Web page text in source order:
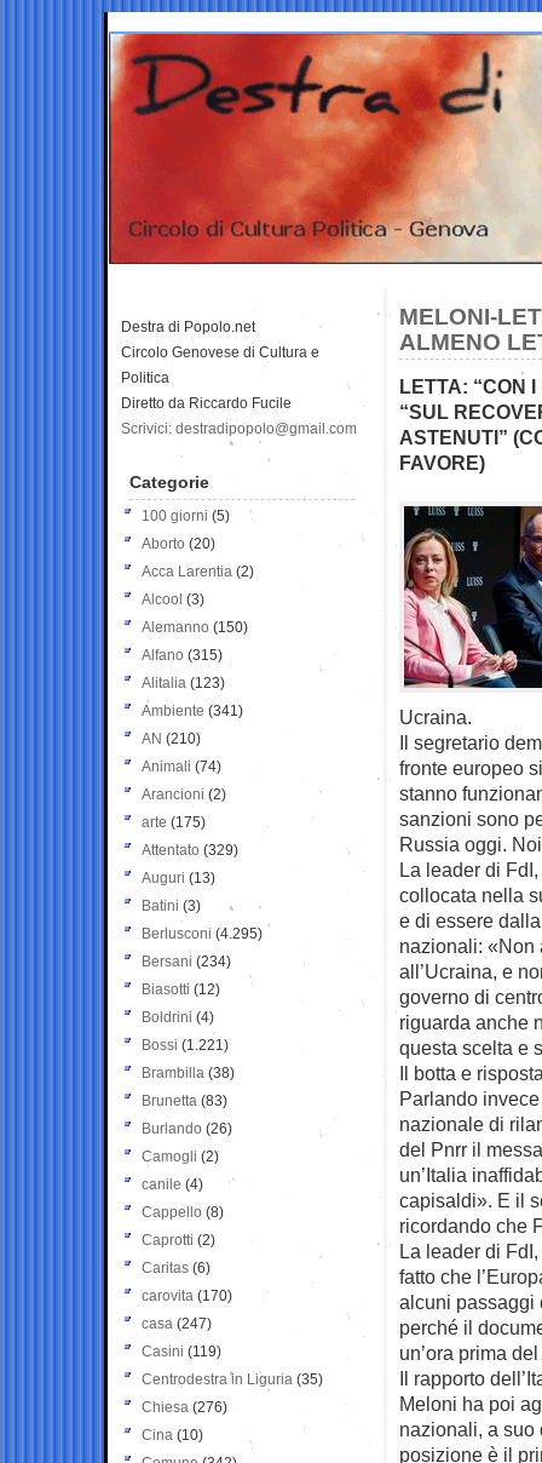
MELONI-
ALMENO
LETTA: “CON
“SUL
ASTENUTI”
FAVORE)
Ucraina.
Il segretario
fronte europeo
stanno
sanzioni sono
Russia oggi.
La leader di
collocata nella
e di essere
nazionali: «Non
all’Ucraina, e
governo di
riguarda anche
questa scelta e
Il botta e
Parlando
nazionale di
del Pnrr il
un’Italia
capisaldi». E il
ricordando che
La leader di
fatto che
alcuni passaggi
perché il
un’ora prima
Il rapporto
Meloni ha poi
nazionali, a suo
posizione è il
Destra di Popolo.net
Circolo Genovese di Cultura e
Politica
Diretto da Riccardo Fucile
Scrivici: destradipopolo@gmail.com
Categorie
100 giorni (5)
Aborto (20)
Acca Larentia (2)
Alcool (3)
Alemanno (150)
Alfano (315)
Alitalia (123)
Ambiente (341)
AN (210)
Animali (74)
Arancioni (2)
arte (175)
Attentato (329)
Auguri (13)
Batini (3)
Berlusconi (4.295)
Bersani (234)
Biasotti (12)
Boldrini (4)
Bossi (1.221)
Brambilla (38)
Brunetta (83)
Burlando (26)
Camogli (2)
canile (4)
Cappello (8)
Caprotti (2)
Caritas (6)
carovita (170)
casa (247)
Casini (119)
Centrodestra in Liguria (35)
Chiesa (276)
Cina (10)